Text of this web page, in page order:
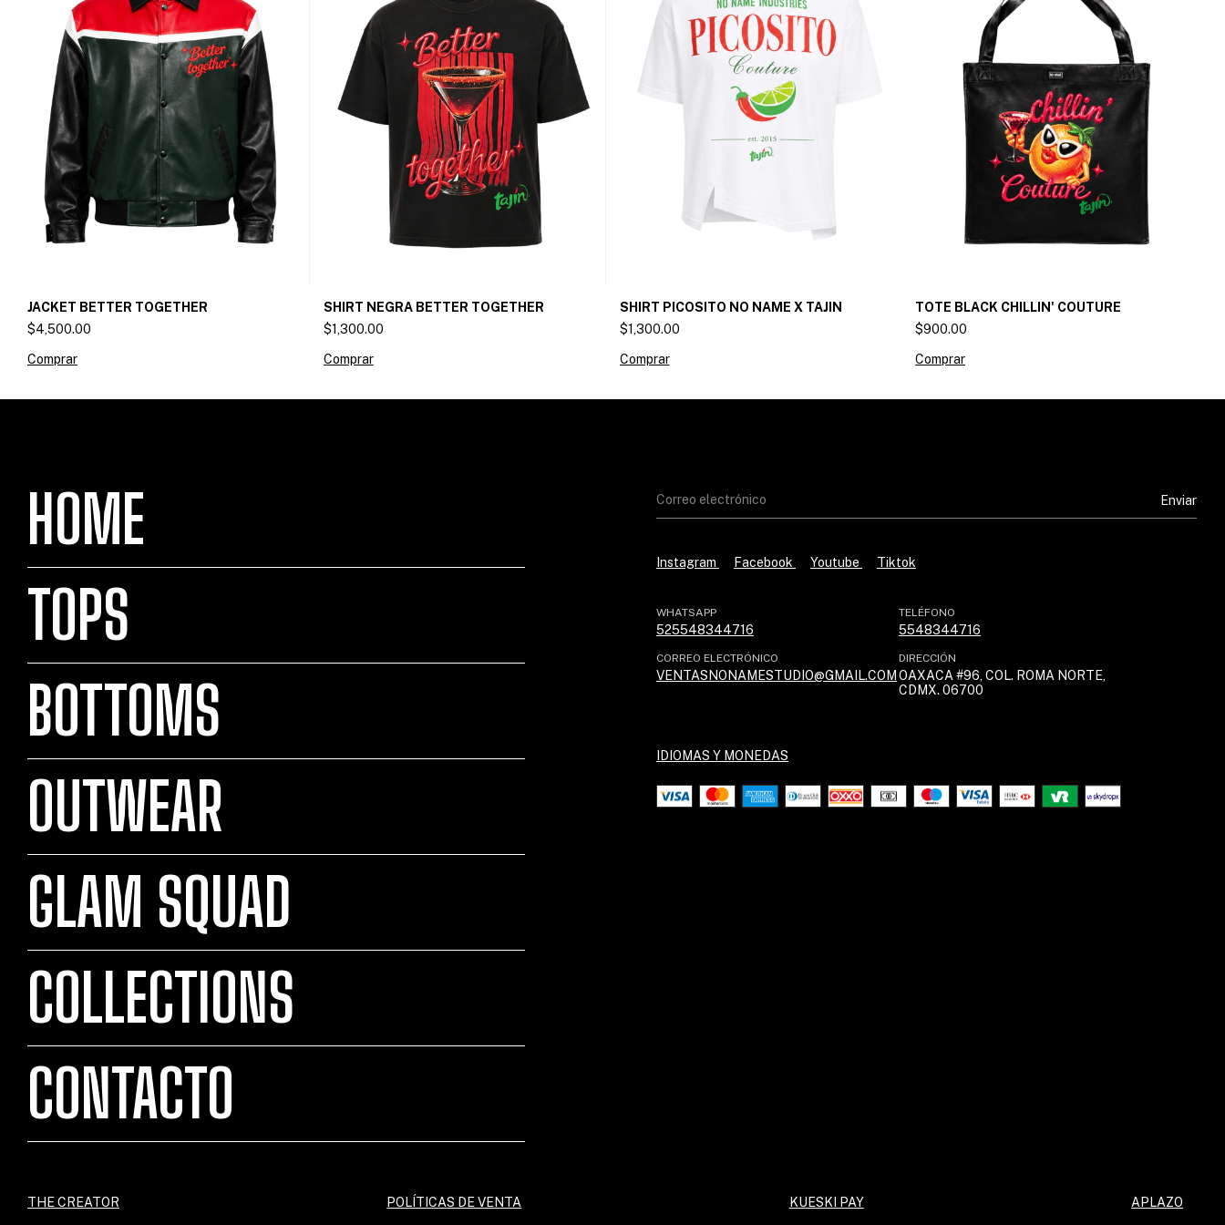
JACKET BETTER TOGETHER
$4,500.00
Comprar
SHIRT NEGRA BETTER TOGETHER
$1,300.00
Comprar
SHIRT PICOSITO NO NAME X TAJIN
$1,300.00
Comprar
TOTE BLACK CHILLIN' COUTURE
$900.00
HOME
TOPS
BOTTOMS
OUTWEAR
GLAM SQUAD
COLLECTIONS
CONTACTO
Instagram Facebook Youtube Tiktok
WHATSAPP
525548344716
TELÉFONO
5548344716
CORREO ELECTRÓNICO
VENTASNONAMESTUDIO@GMAIL.COM
DIRECCIÓN
OAXACA #96, COL. ROMA NORTE,
CDMX. 06700
IDIOMAS Y MONEDAS
THE CREATOR POLÍTICAS DE VENTA KUESKI PAY APLAZO